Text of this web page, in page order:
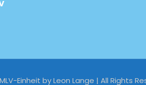
Einheit by Leon Lange | All Rights